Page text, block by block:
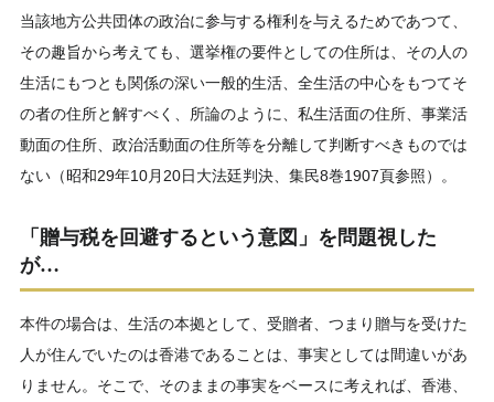
当該地方公共団体の政治に参与する権利を与えるためであつて、
その趣旨から考えても、選挙権の要件としての住所は、その人の
生活にもつとも関係の深い一般的生活、全生活の中心をもつてそ
の者の住所と解すべく、所論のように、私生活面の住所、事業活
動面の住所、政治活動面の住所等を分離して判断すべきものでは
ない（昭和29年10月20日大法廷判決、集民8巻1907頁参照）。
「贈与税を回避するという意図」を問題視した
が…
本件の場合は、生活の本拠として、受贈者、つまり贈与を受けた
人が住んでいたのは香港であることは、事実としては間違いがあ
りません。そこで、そのままの事実をベースに考えれば、香港、